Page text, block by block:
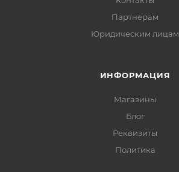
Партнерам
Юридическим лицам
ИНФОРМАЦИЯ
Магазины
Блог
Реквизиты
Политика